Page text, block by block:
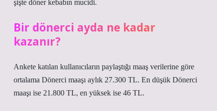
şişte döner kebabın mucidi.
Bir dönerci ayda ne kadar
kazanır?
Ankete katılan kullanıcıların paylaştığı maaş verilerine göre
ortalama Dönerci maaşı aylık 27.300 TL. En düşük Dönerci
maaşı ise 21.800 TL, en yüksek ise 46 TL.